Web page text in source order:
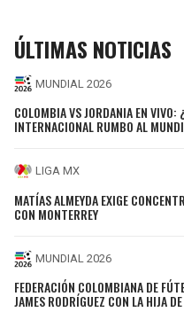
ÚLTIMAS NOTICIAS
MUNDIAL 2026
COLOMBIA VS JORDANIA EN VIVO:
INTERNACIONAL RUMBO AL
LIGA MX
MATÍAS ALMEYDA EXIGE
CON MONTERREY
MUNDIAL 2026
FEDERACIÓN COLOMBIANA DE
JAMES RODRÍGUEZ CON LA HIJA